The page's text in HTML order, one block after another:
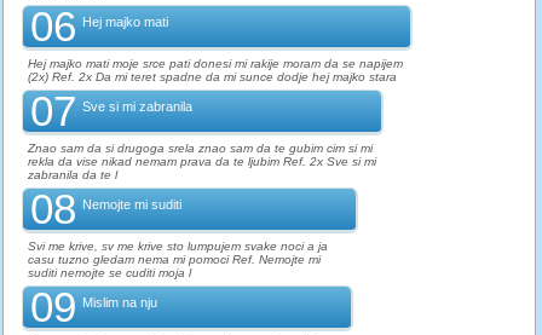
06 Hej majko mati
Hej majko mati moje srce pati donesi mi rakije moram da se napijem
(2x) Ref. 2x Da mi teret spadne da mi sunce dodje hej majko stara
07 Sve si mi zabranila
Znao sam da si drugoga srela znao sam da te gubim cim si mi
rekla da vise nikad nemam prava da te ljubim Ref. 2x Sve si mi
zabranila da te l
08 Nemojte mi suditi
Svi me krive, sv me krive sto lumpujem svake noci a ja
casu tuzno gledam nema mi pomoci Ref. Nemojte mi
suditi nemojte se cuditi moja l
09 Mislim na nju